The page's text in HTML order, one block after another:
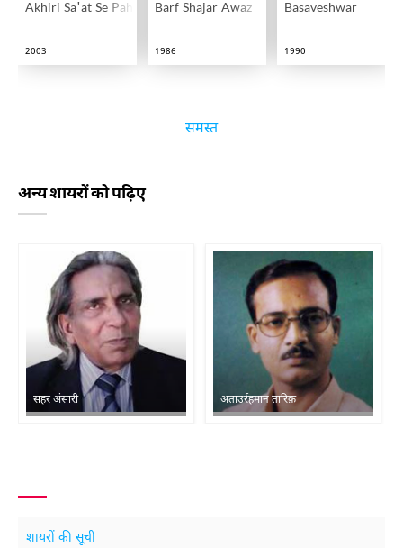
Akhiri Sa'at Se Pahle
2003
Barf Shajar Awaz
1986
Basaveshwar
1990
समस्त
अन्य शायरों को पढ़िए
सहर अंसारी अताउर्रहमान तारिक़
शायरों की सूची